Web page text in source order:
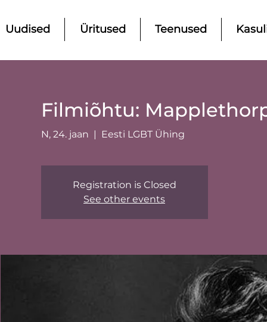
Uudised Üritused Teenused
Filmiõhtu:
N, 24. jaan Eesti LGBT Ühing
Registration is Closed
See other events